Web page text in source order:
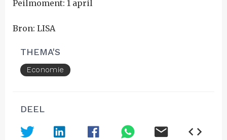
Peilmoment: 1 april
Bron: LISA
THEMA'S
Economie
DEEL